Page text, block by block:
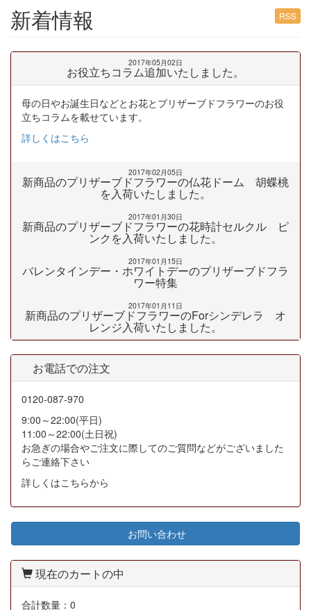
新着情報 RSS
2017年05月02日
お役立ちコラム追加いたしました。
母の日やお誕生日などとお花とプリザーブドフラワーのお役
立ちコラムを載せています。
詳しくはこちら
2017年02月05日
新商品のプリザーブドフラワーの仏花ドーム 胡蝶桃
を入荷いたしました。
2017年01月30日
新商品のプリザーブドフラワーの花時計セルクル ピ
ンクを入荷いたしました。
2017年01月15日
バレンタインデー・ホワイトデーのプリザーブドフラ
ワー特集
2017年01月11日
新商品のプリザーブドフラワーのForシンデレラ オ
レンジ入荷いたしました。
お電話での注文
0120-087-970
9:00～22:00(平日)
11:00～22:00(土日祝)
お急ぎの場合やご注文に際してのご質問などがございました
らご連絡下さい
詳しくはこちらから
お問い合わせ
現在のカートの中
合計数量： 0